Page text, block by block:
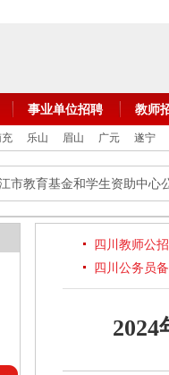
事业单位招聘 教师
乐山 眉山 广元 遂宁
市教育基金和学生资助中心
四川教师公
四川公务员